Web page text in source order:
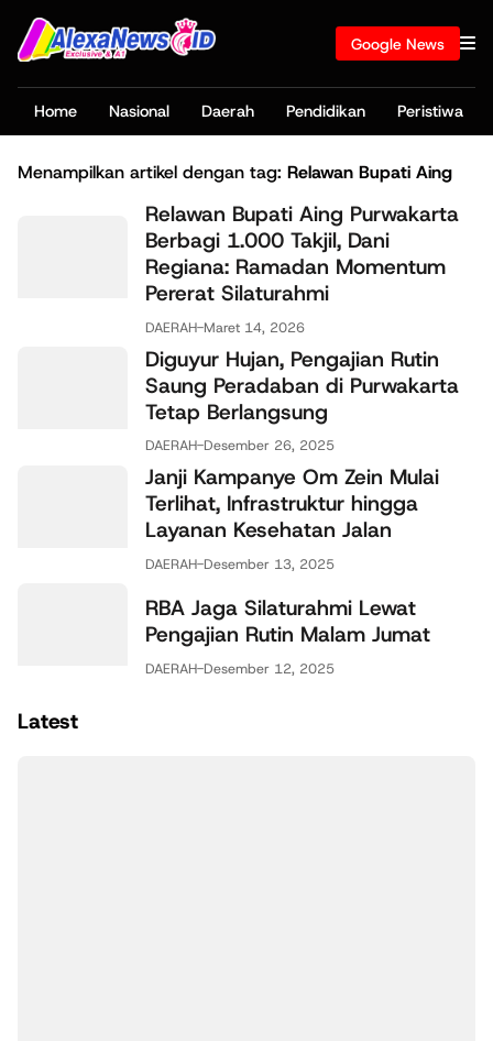
Google News
Home Nasional Daerah Pendidikan Peristiwa
Menampilkan artikel dengan tag: Relawan Bupati Aing
Relawan Bupati Aing Purwakarta
Berbagi 1.000 Takjil, Dani
Regiana: Ramadan Momentum
Pererat Silaturahmi
DAERAH-Maret 14, 2026
Diguyur Hujan, Pengajian Rutin
Saung Peradaban di Purwakarta
Tetap Berlangsung
DAERAH-Desember 26, 2025
Janji Kampanye Om Zein Mulai
Terlihat, Infrastruktur hingga
Layanan Kesehatan Jalan
DAERAH-Desember 13, 2025
RBA Jaga Silaturahmi Lewat
Pengajian Rutin Malam Jumat
DAERAH-Desember 12, 2025
Latest